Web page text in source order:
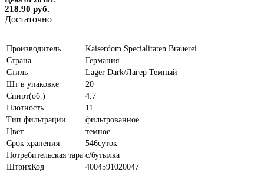
218.90 руб.
Достаточно
Производитель
Kaiserdom Specialitaten Brauerei
Страна
Германия
Стиль
Lager Dark/Лагер Темный
Шт в упаковке
20
Спирт(об.)
4.7
Плотность
11.
Тип фильтрации
фильтрованное
Цвет
темное
Срок хранения
546суток
Потребительская тара с/бутылка
ШтрихКод
4004591020047